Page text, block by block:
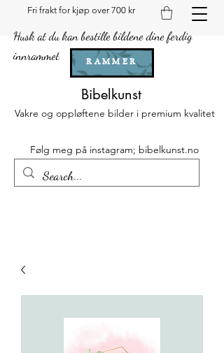
Fri frakt for kjøp over 700 kr
Husk at du kan bestille bildene dine ferdig
innrammet
RAMMER
Bibelkunst
Vakre og oppløftene bilder i premium kvalitet
Følg meg på instagram; bibelkunst.no